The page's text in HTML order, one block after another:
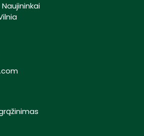
Naujininkai